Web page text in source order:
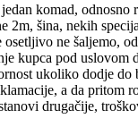
komad,
2m, šina, nekih
ne šaljemo,
kupca pod uslovom
ukoliko dodje do
a da pritom
drugačije,